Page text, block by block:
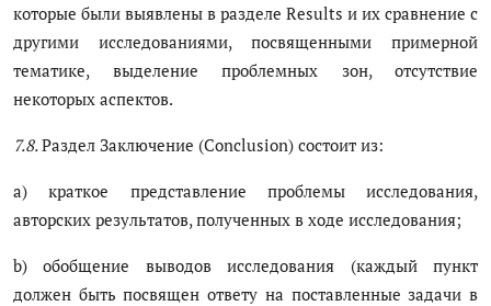
которые были выявлены в разделе Results и их сравнение с
другими исследованиями, посвященными примерной
тематике, выделение проблемных зон, отсутствие
некоторых аспектов.
7.8.Раздел Заключение (Conclusion) состоит из:
a) краткое представление проблемы исследования,
авторских результатов, полученных в ходе исследования;
b) обобщение выводов исследования (каждый пункт
должен быть посвящен ответу на поставленные задачи в